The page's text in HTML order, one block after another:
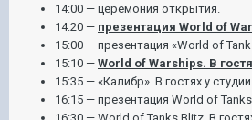
14:00 — церемония открытия.
14:20 — презентация World of
15:00 — презентация «World of
15:10 — World of Warships. В
15:35 — «Калибр». В гостях у студии.
16:15 — презентация World of